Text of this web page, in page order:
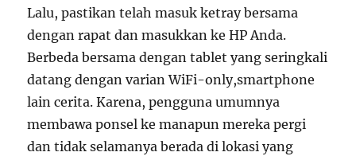
Lalu, pastikan telah masuk ketray bersama
dengan rapat dan masukkan ke HP Anda.
Berbeda bersama dengan tablet yang seringkali
datang dengan varian WiFi-only,smartphone
lain cerita. Karena, pengguna umumnya
membawa ponsel ke manapun mereka pergi
dan tidak selamanya berada di lokasi yang